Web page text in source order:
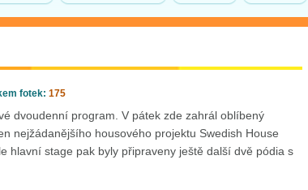
fotek: 175
dvoudenní program. V pátek zde zahrál oblíbený
nejžádanějšího housového projektu Swedish House
hlavní stage pak byly připraveny ještě další dvě pódia s